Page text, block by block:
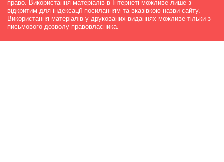
право. Використання матеріалів в Інтернеті можливе лише з
відкритим для індексації посиланням та вказівкою назви сайту.
Використання матеріалів у друкованих виданнях можливе тільки з
письмового дозволу правовласника.